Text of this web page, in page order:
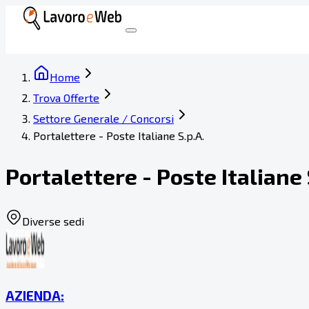
Home
Trova Offerte
Settore Generale / Concorsi
Portalettere - Poste Italiane S.p.A.
Portalettere - Poste Italiane
Diverse sedi
AZIENDA: